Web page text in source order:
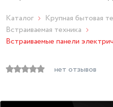
Каталог
Крупная бытовая
Встраиваемая техника
Встраиваемые панели
нет отзывов